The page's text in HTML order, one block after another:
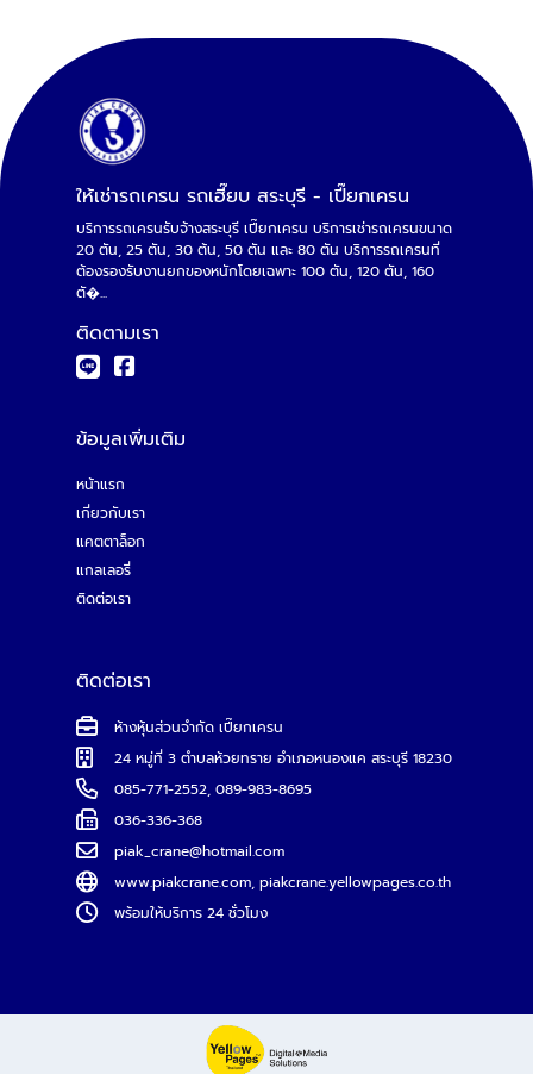
ให้เช่ารถเครน รถเฮี๊ยบ สระบุรี - เปี๊ยกเครน
บริการรถเครนรับจ้างสระบุรี เปี๊ยกเครน บริการเช่ารถเครนขนาด
20 ตัน, 25 ตัน, 30 ต้น, 50 ตัน และ 80 ตัน บริการรถเครนที่
ต้องรองรับงานยกของหนักโดยเฉพาะ 100 ตัน, 120 ตัน, 160
ตั�...
ติดตามเรา
ข้อมูลเพิ่มเติม
หน้าแรก
เกี่ยวกับเรา
แคตตาล็อก
แกลเลอรี่
ติดต่อเรา
ติดต่อเรา
ห้างหุ้นส่วนจำกัด เปี๊ยกเครน
24 หมู่ที่ 3 ตำบลห้วยทราย อำเภอหนองแค สระบุรี 18230
085-771-2552, 089-983-8695
036-336-368
piak_crane@hotmail.com
www.piakcrane.com, piakcrane.yellowpages.co.th
พร้อมให้บริการ 24 ชั่วโมง